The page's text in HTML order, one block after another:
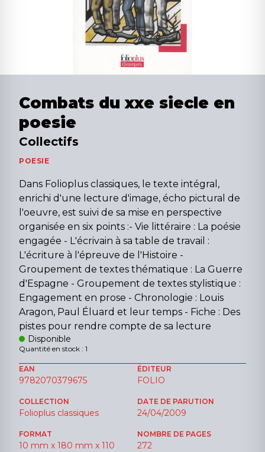
Combats du xxe siecle en
poesie
Collectifs
POESIE
Dans Folioplus classiques, le texte intégral,
enrichi d'une lecture d'image, écho pictural de
l'oeuvre, est suivi de sa mise en perspective
organisée en six points :- Vie littéraire : La poésie
engagée - L'écrivain à sa table de travail :
L'écriture à l'épreuve de l'Histoire -
Groupement de textes thématique : La Guerre
d'Espagne - Groupement de textes stylistique :
Engagement en prose - Chronologie : Louis
Aragon, Paul Éluard et leur temps - Fiche : Des
pistes pour rendre compte de sa lecture
Disponible
Quantité en stock : 1
EAN
9782070379675
ÉDITEUR
FOLIO
COLLECTION
Folioplus classiques
DATE DE PARUTION
24/04/2009
FORMAT
10 mm x 180 mm x 110
NOMBRE DE PAGES
272